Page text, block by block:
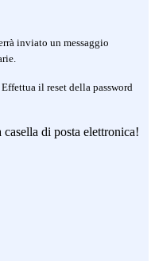
inviato un messaggio
il reset della password
di posta elettronica!